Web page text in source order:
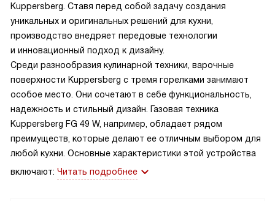
Kuppersberg. Ставя перед собой задачу создания
уникальных и оригинальных решений для кухни,
производство внедряет передовые технологии
и инновационный подход к дизайну.
Среди разнообразия кулинарной техники, варочные
поверхности Kuppersberg с тремя горелками занимают
особое место. Они сочетают в себе функциональность,
надежность и стильный дизайн. Газовая техника
Kuppersberg FG 49 W, например, обладает рядом
преимуществ, которые делают ее отличным выбором для
любой кухни. Основные характеристики этой устройства
включают: Читать подробнее